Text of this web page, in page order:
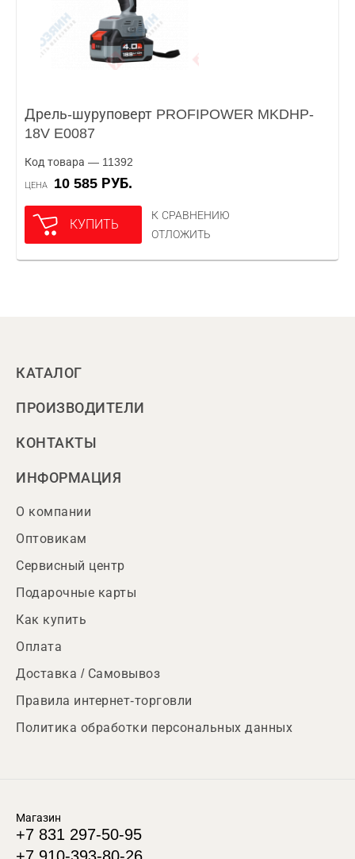
Дрель-шуруповерт PROFIPOWER MKDHP-
18V E0087
Код товара — 11392
ЦЕНА 10 585 РУБ.
КУПИТЬ
К СРАВНЕНИЮ
ОТЛОЖИТЬ
КАТАЛОГ
ПРОИЗВОДИТЕЛИ
КОНТАКТЫ
ИНФОРМАЦИЯ
О компании
Оптовикам
Сервисный центр
Подарочные карты
Как купить
Оплата
Доставка / Самовывоз
Правила интернет-торговли
Политика обработки персональных данных
Магазин
+7 831 297-50-95